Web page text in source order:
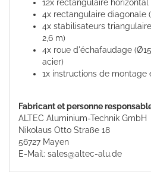
12x rectangulaire horizontal
4x rectangulaire diagonale
4x stabilisateurs
2,6 m)
4x roue d'échafaudage
acier)
1x instructions de montage
Fabricant et personne
ALTEC Aluminium-Technik GmbH
Nikolaus Otto Straße 18
56727 Mayen
E-Mail: sales@altec-alu.de